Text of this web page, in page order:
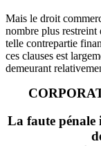
Mais le droit
nombre plus restreint
telle contrepartie
ces clauses est
demeurant
La faute pénale